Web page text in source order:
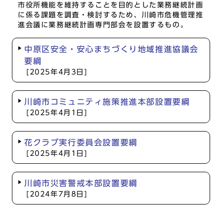
市役所機能を維持することを目的とした業務継続計画
に係る課題を調査・検討するため、川崎市危機管理推
進会議に業務継続計画専門部会を設置するもの。
中原区安全・安心まちづくり地域推進協議会
要綱
[2025年4月3日]
川崎市コミュニティ施策推進本部設置要綱
[2025年4月1日]
花クラブ実行委員会設置要綱
[2025年4月1日]
川崎市災害警戒本部設置要綱
[2024年7月8日]